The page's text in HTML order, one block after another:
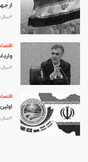
از
2 سال پیش
2 سال پیش
2 سال پیش